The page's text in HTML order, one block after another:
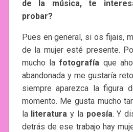
de la música, te
probar?
Pues en general, si os fijais,
de la mujer esté presente.
mucho lafotografía que
abandonada y me gustaría
siempre aparezca la figura
momento. Me gusta mucho
laliteraturay lapoesía. Y
detrás de ese trabajo hay